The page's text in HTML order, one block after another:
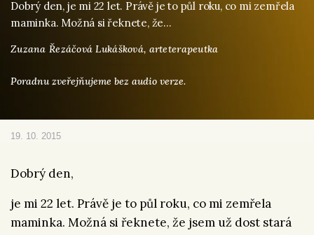
Dobrý den, je mi 22 let. Právě je to půl roku, co mi zemřela
maminka. Možná si řeknete, že…
Zuzana Řezáčová Lukášková, arteterapeutka
Poradnu zveřejňujeme bez audio verze.
19. 10. 2015
Dobrý den,
je mi 22 let. Právě je to půl roku, co mi zemřela
maminka. Možná si řeknete, že jsem už dost stará